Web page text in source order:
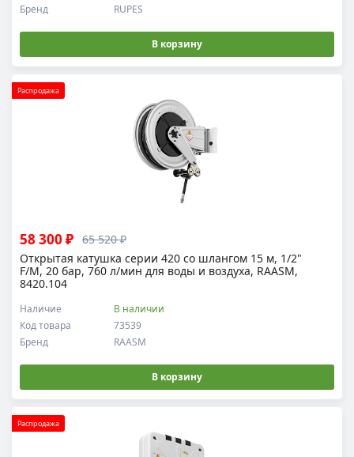
Бренд RUPES
В корзину
Распродажа
Открытая катушка серии 420 со шлангом 15 м, 1/2"
F/M, 20 бар, 760 л/мин для воды и воздуха, RAASM,
8420.104
Код товара 73539
Наличие В наличии
Бренд RAASM
58 300 ₽ 65 520 ₽
В корзину
Распродажа